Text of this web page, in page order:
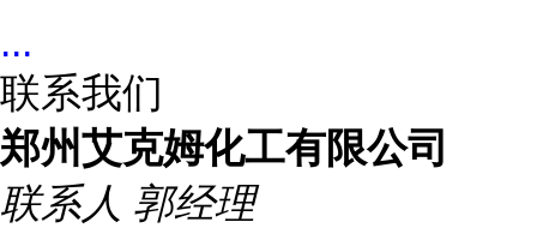
...
联系我们
郑州艾克姆化工有限公司
联系人 郭经理